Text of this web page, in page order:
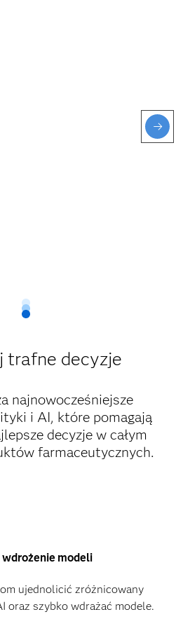
trafne decyzje
najnowocześniejsze
i AI, które pomagają
decyzje w całym
farmaceutycznych.
modeli
ujednolicić zróżnicowany
oraz szybko wdrażać modele.